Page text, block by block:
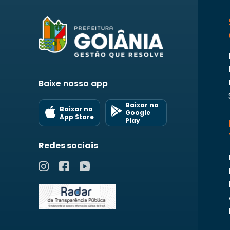
Baixe nosso app
Baixar no
App Store
Baixar no
Google
Play
Redes sociais